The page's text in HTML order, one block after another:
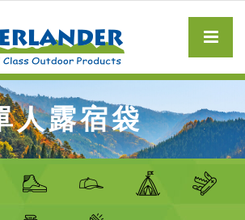
人露宿袋